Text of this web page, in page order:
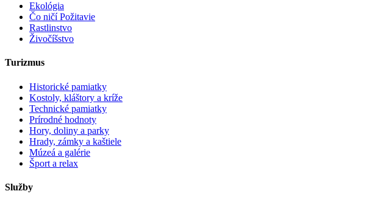
Ekológia
Čo ničí Požitavie
Rastlinstvo
Živočíšstvo
Turizmus
Historické pamiatky
Kostoly, kláštory a kríže
Technické pamiatky
Prírodné hodnoty
Hory, doliny a parky
Hrady, zámky a kaštiele
Múzeá a galérie
Šport a relax
Služby